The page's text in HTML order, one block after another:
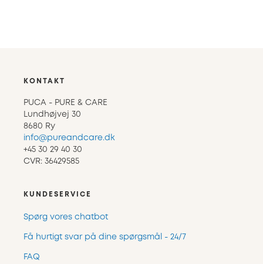
KONTAKT
PUCA - PURE & CARE
Lundhøjvej 30
8680 Ry
info@pureandcare.dk
+45 30 29 40 30
CVR: 36429585
KUNDESERVICE
Spørg vores chatbot
Få hurtigt svar på dine spørgsmål - 24/7
FAQ